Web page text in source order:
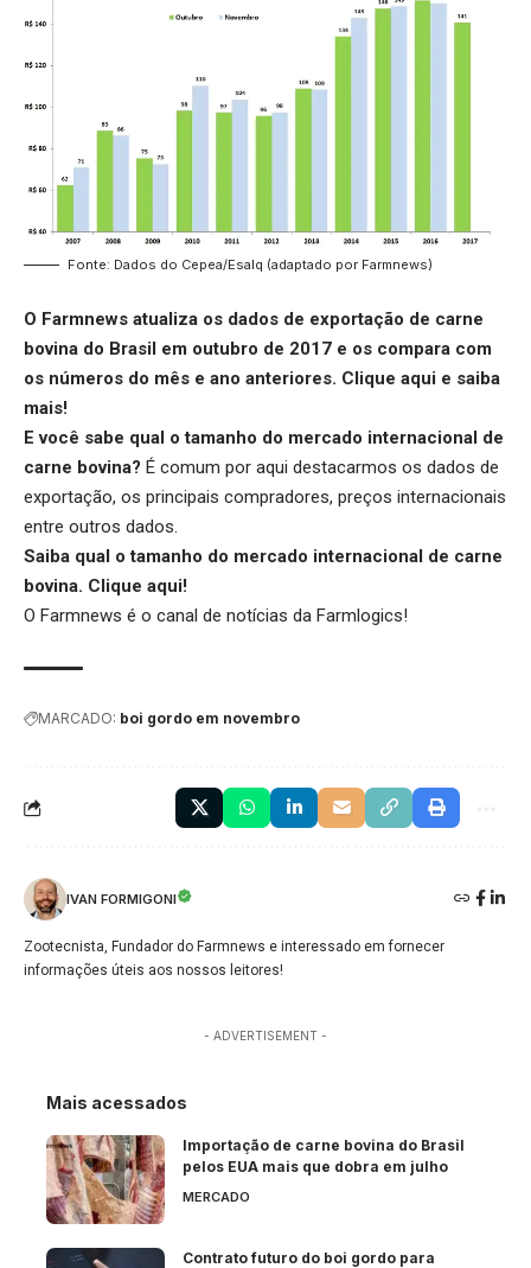
Fonte: Dados do Cepea/Esalq (adaptado por Farmnews)
O Farmnews atualiza os dados de exportação de carne
bovina do Brasil em outubro de 2017 e os compara com
os números do mês e ano anteriores. Clique aqui e saiba
mais!
E você sabe qual o tamanho do mercado internacional de
carne bovina? É comum por aqui destacarmos os dados de
exportação, os principais compradores, preços internacionais
entre outros dados.
Saiba qual o tamanho do mercado internacional de carne
bovina. Clique aqui!
O Farmnews é o canal de notícias da Farmlogics!
MARCADO: boi gordo em novembro
IVAN FORMIGONI
Zootecnista, Fundador do Farmnews e interessado em fornecer
informações úteis aos nossos leitores!
- ADVERTISEMENT -
Mais acessados
Importação de carne bovina do Brasil
pelos EUA mais que dobra em julho
MERCADO
Contrato futuro do boi gordo para